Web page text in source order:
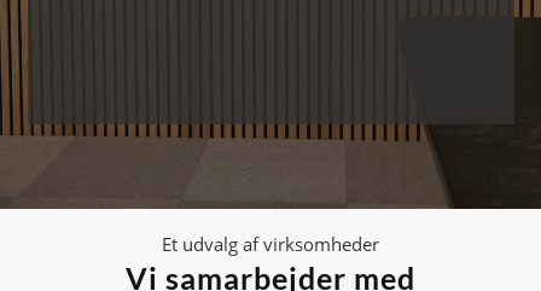
Et udvalg af virksomheder
Vi samarbejder med